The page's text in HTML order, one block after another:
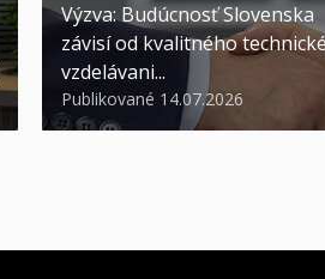
Výzva: Budúcnosť Slovenska
závisí od kvalitného
vzdelávani...
Publikované 14.07.2026